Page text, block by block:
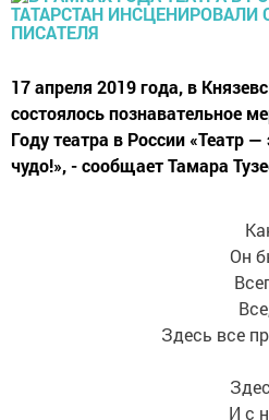
17 апреля 2019 года, в
состоялось познавательное
Году театра в России «Театр
чудо!», - сообщает Тамара
Он
Здесь все
И с